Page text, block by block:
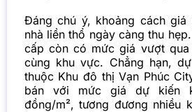
Đáng chú ý, khoảng cách giá
nhà liền thổ ngày càng thu
cấp còn có mức giá vượt
cùng khu vực. Chẳng hạn,
thuộc Khu đô thị Vạn Phúc
bán với mức giá dự kiến
đồng/m², tương đương nhiều